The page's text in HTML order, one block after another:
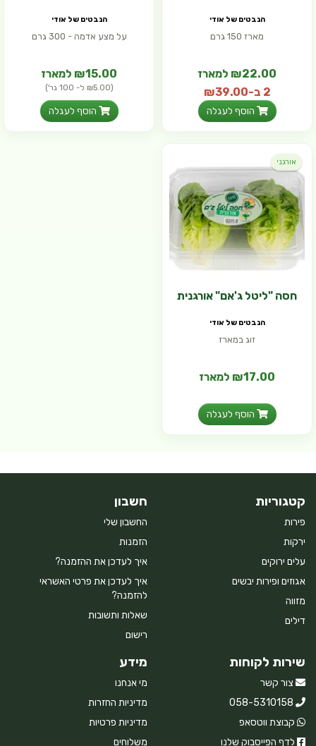
הנבטים של אודי
מארז 150 גרם
₪22.00 למארז
2 ב-₪39.00
(₪14.67 ל- 100 גר') הוסף לעגלה
הנבטים של אודי
על מצע אדמה - 300 גרם
₪15.00 למארז
(₪5.00 ל- 100 גר')
הוסף לעגלה
אורגני
חסה "ליטל ג'אם" אורגנית
הנבטים של אודי
זוג במארז
₪17.00 למארז
הוסף לעגלה
קטגוריות
פירות
ירקות
עלים ירוקים
אגוזים ופירות יבשים
מזווה
דילים
חשבון
החשבון שלי
הזמנות
איך לעדכן את ההזמנה?
איך לעדכן את פרטי האשראי
להזמנה?
שאלות ותשובות
רישום
שירות לקוחות
צור קשר
058-5310158
קבוצת ווטסאפ
לדף הפייסבוק שלנו
מידע
מי אנחנו
מדיניות החזרות
מדיניות פרטיות
משלוחים